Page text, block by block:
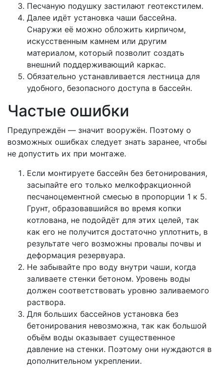
Песчаную подушку застилают геотекстилем.
Далее идёт установка чаши бассейна.
Снаружи её можно обложить кирпичом,
искусственным камнем или другим
материалом, который позволит создать
внешний поддерживающий каркас.
Обязательно устанавливается лестница для
удобного, безопасного доступа в бассейн.
Частые ошибки
Предупреждён — значит вооружён. Поэтому о
возможных ошибках следует знать заранее, чтобы
не допустить их при монтаже.
Если монтируете бассейн без бетонирования,
засыпайте его только мелкофракционной
песчаноцементной смесью в пропорции 1 к 5.
Грунт, образовавшийся во время копки
котлована, не подойдёт для этих целей, так
как его не получится достаточно уплотнить, в
результате чего возможны провалы почвы и
деформация резервуара.
Не забывайте про воду внутри чаши, когда
заливаете стенки бетоном. Уровень воды
должен соответствовать уровню заливаемого
раствора.
Для больших бассейнов установка без
бетонирования невозможна, так как большой
объём воды оказывает существенное
давление на стенки. Поэтому они нуждаются в
дополнительном укреплении.